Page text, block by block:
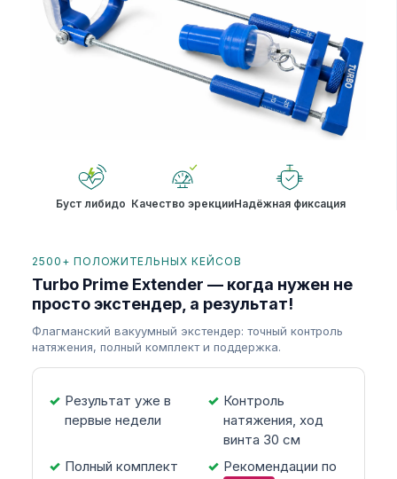
Буст либидо Качество эрекцииНадёжная фиксация
2500+ ПОЛОЖИТЕЛЬНЫХ КЕЙСОВ
Turbo Prime Extender — когда нужен не
просто экстендер, а результат!
Флагманский вакуумный экстендер: точный контроль
натяжения, полный комплект и поддержка.
Результат уже в
первые недели
Контроль
натяжения, ход
винта 30 см
Полный комплект
Рекомендации по